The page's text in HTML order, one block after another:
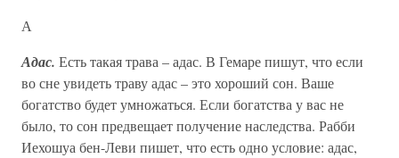
А
Адас. Есть такая трава – адас. В Гемаре пишут, что если
во сне увидеть траву адас – это хороший сон. Ваше
богатство будет умножаться. Если богатства у вас не
было, то сон предвещает получение наследства. Рабби
Иехошуа бен-Леви пишет, что есть одно условие: адас,